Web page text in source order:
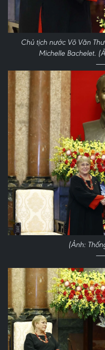
Chủ tịch nước Võ Văn
Michelle Bachelet.
(Ảnh: